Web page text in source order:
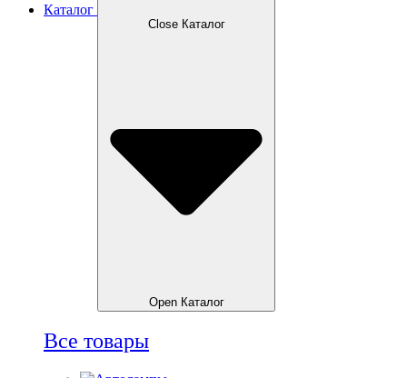
Каталог
Close Каталог
Open Каталог
Все товары